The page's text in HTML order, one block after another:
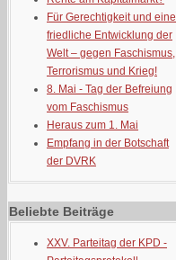
Für Gerechtigkeit und eine
friedliche Entwicklung der
Welt – gegen Faschismus,
Terrorismus und Krieg!
8. Mai - Tag der Befreiung
vom Faschismus
Heraus zum 1. Mai
Empfang in der Botschaft
der DVRK
Beliebte Beiträge
XXV. Parteitag der KPD -